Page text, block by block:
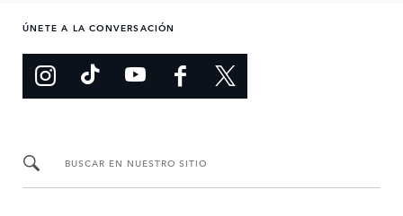
ÚNETE A LA CONVERSACIÓN
BUSCAR EN NUESTRO SITIO